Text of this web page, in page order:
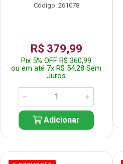
Código: 261078
R$ 379,99
Pix 5% OFF R$ 360,99
ou em até 7x R$ 54,28 Sem
Juros
Adicionar